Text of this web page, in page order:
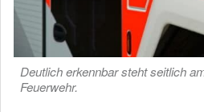
Deutlich erkennbar steht seitlich
Feuerwehr.